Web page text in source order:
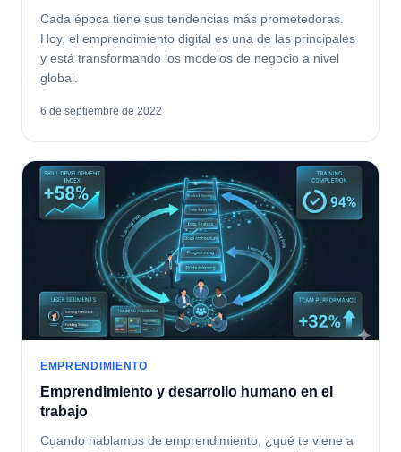
Cada época tiene sus tendencias más prometedoras.
Hoy, el emprendimiento digital es una de las principales
y está transformando los modelos de negocio a nivel
global.
6 de septiembre de 2022
EMPRENDIMIENTO
Emprendimiento y desarrollo humano en el
trabajo
Cuando hablamos de emprendimiento, ¿qué te viene a